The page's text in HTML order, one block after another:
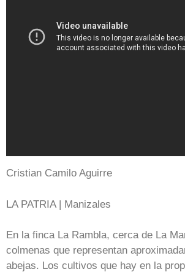
Cristian Camilo Aguirre
LA PATRIA | Manizales
En la finca La Rambla, cerca de La
colmenas que representan
abejas. Los cultivos que hay en la